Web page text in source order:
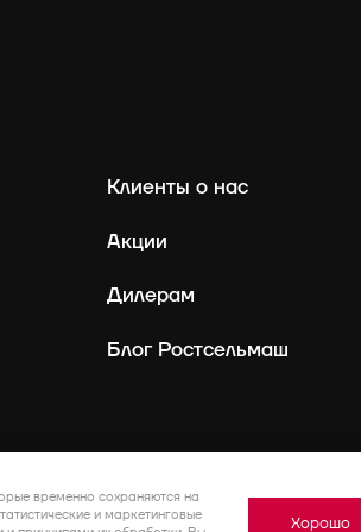
Клиенты о нас
Акции
Дилерам
Блог Ростсельмаш
временно сохраняются на
и маркетинговые
Хорошо